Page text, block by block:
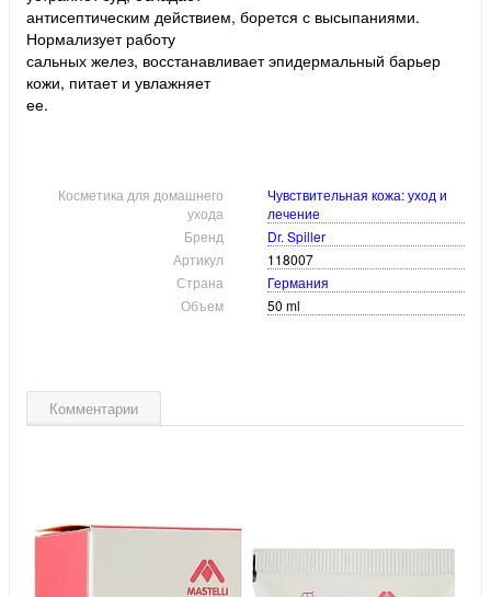
антисептическим действием, борется с высыпаниями.
Нормализует работу
сальных желез, восстанавливает эпидермальный барьер
кожи, питает и увлажняет
ее.
Косметика для домашнего
ухода
Чувствительная кожа: уход и
лечение
Бренд
Dr. Spiller
Артикул
118007
Страна
Германия
Объем
50 ml
Комментарии